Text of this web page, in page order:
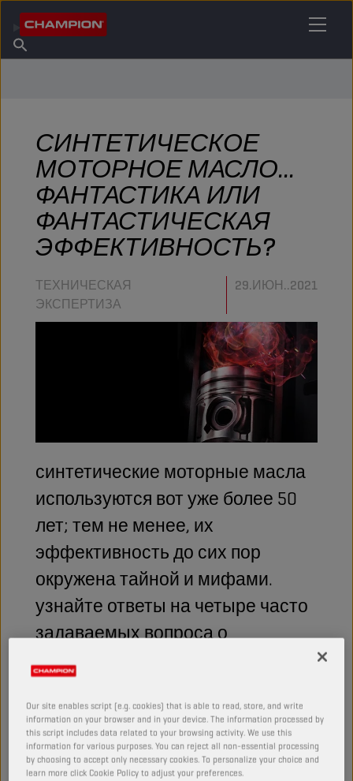
Информация о Champion
Найти точку продаж
СИНТЕТИЧЕСКОЕ
МОТОРНОЕ МАСЛО...
ФАНТАСТИКА ИЛИ
ФАНТАСТИЧЕСКАЯ
ЭФФЕКТИВНОСТЬ?
ТЕХНИЧЕСКАЯ
ЭКСПЕРТИЗА
29.ИЮН..2021
синтетические моторные масла
используются вот уже более 50
лет; тем не менее, их
эффективность до сих пор
окружена тайной и мифами.
узнайте ответы на четыре часто
задаваемых вопроса о
синтетических моторных маслах.
СИНТЕТИЧЕСКИЕ МОТОРНЫЕ
МАСЛА МОЖНО ИСПОЛЬЗОВАТЬ В
ЛЮБОМ АВТОМОБИЛЕ?
Нет, нельзя. Некоторые двигатели, особенно
Our site enables script (e.g. cookies) that is able to read, store, and write
information on your browser and in your device. The information processed by
this script includes data related to your browsing activity. We use this
information for various purposes. You can reject all non-essential processing
by choosing to accept only necessary cookies. To personalize your choice and
learn more click Cookie Policy to adjust your preferences.